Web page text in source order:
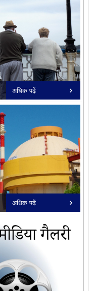
-7, अब 700 मेगावाट
ने महाराष्ट्र
परियोजना
परियोजना इकाई -
का नया अध्याय।
शहरी वानिकी
अधिक पढ़ें
अधिक पढ़ें